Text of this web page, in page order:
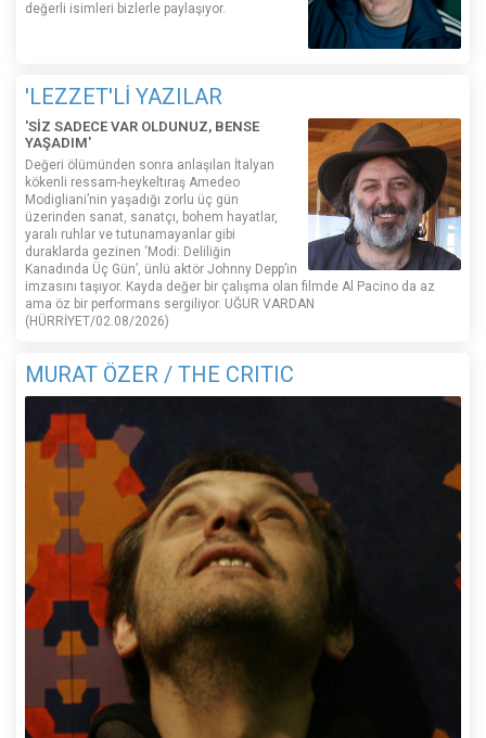
değerli isimleri bizlerle paylaşıyor.
'LEZZET'Lİ YAZILAR
'SİZ SADECE VAR OLDUNUZ, BENSE
YAŞADIM'
Değeri ölümünden sonra anlaşılan İtalyan
kökenli ressam-heykeltıraş Amedeo
Modigliani’nin yaşadığı zorlu üç gün
üzerinden sanat, sanatçı, bohem hayatlar,
yaralı ruhlar ve tutunamayanlar gibi
duraklarda gezinen ‘Modi: Deliliğin
Kanadında Üç Gün’, ünlü aktör Johnny Depp’in
imzasını taşıyor. Kayda değer bir çalışma olan filmde Al Pacino da az
ama öz bir performans sergiliyor. UĞUR VARDAN
(HÜRRİYET/02.08/2026)
MURAT ÖZER / THE CRITIC